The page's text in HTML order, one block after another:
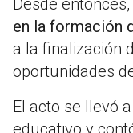
Desde entonces,
en la formación
a la finalización
oportunidades
El acto se llevó
educativo y